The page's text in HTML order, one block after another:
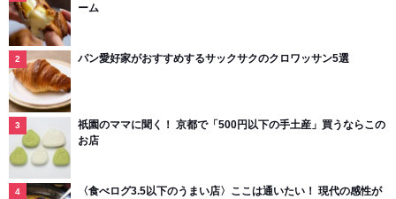
ーム
パン愛好家がおすすめするサックサクのクロワッサン5選
祇園のママに聞く！ 京都で「500円以下の手土産」買うならこの
お店
〈食べログ3.5以下のうまい店〉ここは通いたい！ 現代の感性が